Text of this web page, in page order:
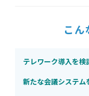
こん
テレワーク導入を
新たな会議システム